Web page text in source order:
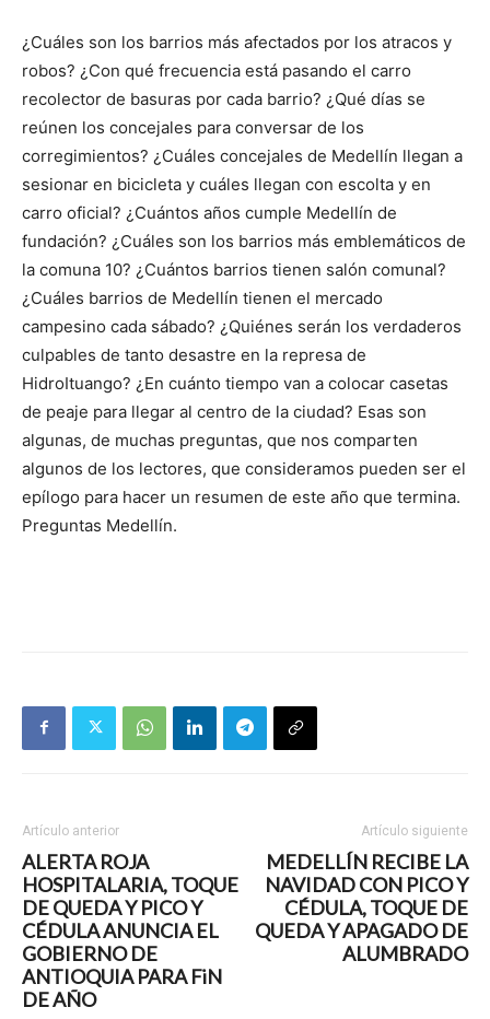
¿Cuáles son los barrios más afectados por los atracos y
robos? ¿Con qué frecuencia está pasando el carro
recolector de basuras por cada barrio? ¿Qué días se
reúnen los concejales para conversar de los
corregimientos? ¿Cuáles concejales de Medellín llegan a
sesionar en bicicleta y cuáles llegan con escolta y en
carro oficial? ¿Cuántos años cumple Medellín de
fundación? ¿Cuáles son los barrios más emblemáticos de
la comuna 10? ¿Cuántos barrios tienen salón comunal?
¿Cuáles barrios de Medellín tienen el mercado
campesino cada sábado? ¿Quiénes serán los verdaderos
culpables de tanto desastre en la represa de
HidroItuango? ¿En cuánto tiempo van a colocar casetas
de peaje para llegar al centro de la ciudad? Esas son
algunas, de muchas preguntas, que nos comparten
algunos de los lectores, que consideramos pueden ser el
epílogo para hacer un resumen de este año que termina.
Preguntas Medellín.
Artículo anterior
ALERTA ROJA
HOSPITALARIA, TOQUE
DE QUEDA Y PICO Y
CÉDULA ANUNCIA EL
GOBIERNO DE
ANTIOQUIA PARA FiN
DE AÑO
Artículo siguiente
MEDELLÍN RECIBE LA
NAVIDAD CON PICO Y
CÉDULA, TOQUE DE
QUEDA Y APAGADO DE
ALUMBRADO